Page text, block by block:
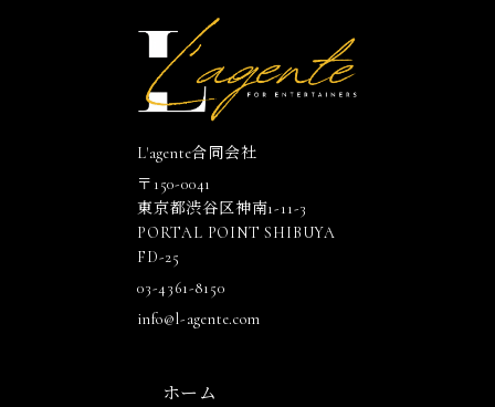
L'agente合同会社
〒150-0041
東京都渋谷区神南1-11-3
PORTAL POINT SHIBUYA
FD-25
03-4361-8150
info@l-agente.com
ホーム